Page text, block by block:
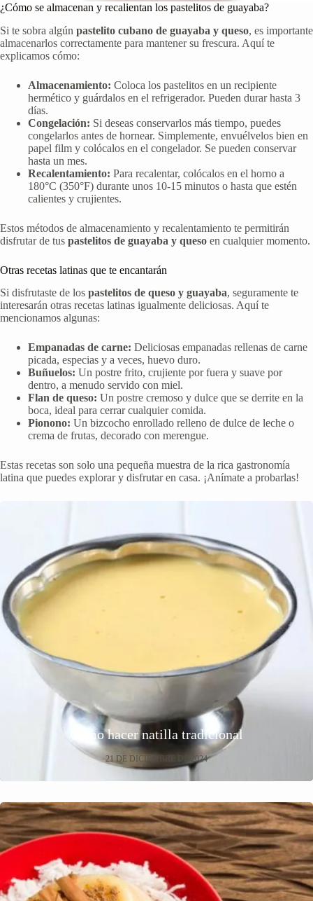
¿Cómo se almacenan y recalientan los pastelitos de guayaba?
Si te sobra algún pastelito cubano de guayaba y queso, es importante
almacenarlos correctamente para mantener su frescura. Aquí te
explicamos cómo:
Almacenamiento: Coloca los pastelitos en un recipiente
hermético y guárdalos en el refrigerador. Pueden durar hasta 3
días.
Congelación: Si deseas conservarlos más tiempo, puedes
congelarlos antes de hornear. Simplemente, envuélvelos bien en
papel film y colócalos en el congelador. Se pueden conservar
hasta un mes.
Recalentamiento: Para recalentar, colócalos en el horno a
180°C (350°F) durante unos 10-15 minutos o hasta que estén
calientes y crujientes.
Estos métodos de almacenamiento y recalentamiento te permitirán
disfrutar de tus pastelitos de guayaba y queso en cualquier momento.
Otras recetas latinas que te encantarán
Si disfrutaste de los pastelitos de queso y guayaba, seguramente te
interesarán otras recetas latinas igualmente deliciosas. Aquí te
mencionamos algunas:
Empanadas de carne: Deliciosas empanadas rellenas de carne
picada, especias y a veces, huevo duro.
Buñuelos: Un postre frito, crujiente por fuera y suave por
dentro, a menudo servido con miel.
Flan de queso: Un postre cremoso y dulce que se derrite en la
boca, ideal para cerrar cualquier comida.
Pionono: Un bizcocho enrollado relleno de dulce de leche o
crema de frutas, decorado con merengue.
Estas recetas son solo una pequeña muestra de la rica gastronomía
latina que puedes explorar y disfrutar en casa. ¡Anímate a probarlas!
Cómo hacer natilla tradicional
21 DE DICIEMBRE DE 2024